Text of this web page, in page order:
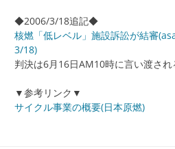
◆2006/3/18追記◆
核燃「低レベル」施設訴訟が結審
3/18)
判決は6月16日AM10時に言い渡され
▼参考リンク▼
サイクル事業の概要(日本原燃)